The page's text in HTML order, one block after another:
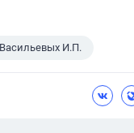
Васильевых И.П.